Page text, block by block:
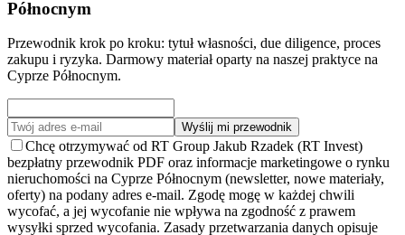
Północnym
Przewodnik krok po kroku: tytuł własności, due diligence, proces
zakupu i ryzyka. Darmowy materiał oparty na naszej praktyce na
Cyprze Północnym.
Wyślij mi przewodnik
Chcę otrzymywać od RT Group Jakub Rzadek (RT Invest)
bezpłatny przewodnik PDF oraz informacje marketingowe o rynku
nieruchomości na Cyprze Północnym (newsletter, nowe materiały,
oferty) na podany adres e-mail. Zgodę mogę w każdej chwili
wycofać, a jej wycofanie nie wpływa na zgodność z prawem
wysyłki sprzed wycofania. Zasady przetwarzania danych opisuje